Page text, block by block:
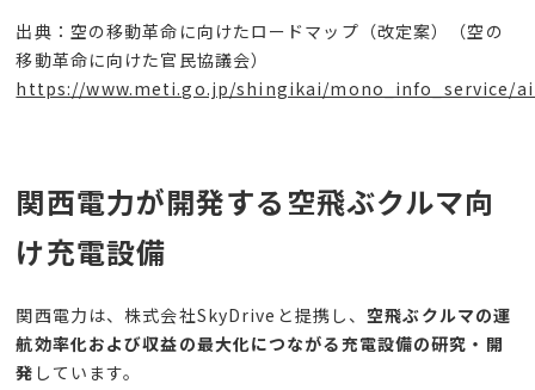
出典：空の移動革命に向けたロードマップ（改定案）（空の
移動革命に向けた官民協議会）
https://www.meti.go.jp/shingikai/mono_info_service/
関西電力が開発する空飛ぶクルマ向
け充電設備
関西電力は、株式会社SkyDrive と提携し、 空飛ぶクルマの運
航効率化および収益の最大化につながる充電設備の研究・開
発 しています。